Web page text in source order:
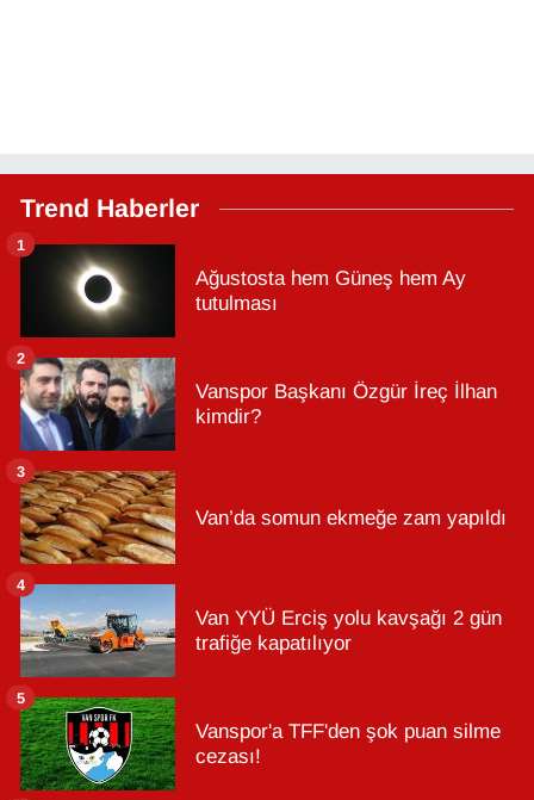
Trend Haberler
Ağustosta hem Güneş hem Ay
tutulması
1
Vanspor Başkanı Özgür İreç İlhan
kimdir?
2
Van’da somun ekmeğe zam yapıldı
3
Van YYÜ Erciş yolu kavşağı 2 gün
trafiğe kapatılıyor
4
Vanspor'a TFF'den şok puan silme
cezası!
5